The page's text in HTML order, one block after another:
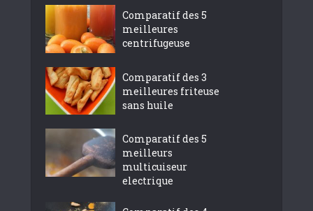
Comparatif des 5
meilleures
centrifugeuse
Comparatif des 3
meilleures friteuse
sans huile
Comparatif des 5
meilleurs
multicuiseur
electrique